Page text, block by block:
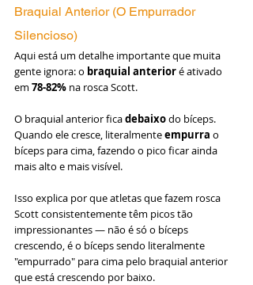
Braquial Anterior (O Empurrador
Silencioso)
Aqui está um detalhe importante que muita
gente ignora: o braquial anterior é ativado
em 78-82% na rosca Scott.
O braquial anterior fica debaixo do bíceps.
Quando ele cresce, literalmente empurra o
bíceps para cima, fazendo o pico ficar ainda
mais alto e mais visível.
Isso explica por que atletas que fazem rosca
Scott consistentemente têm picos tão
impressionantes — não é só o bíceps
crescendo, é o bíceps sendo literalmente
"empurrado" para cima pelo braquial anterior
que está crescendo por baixo.